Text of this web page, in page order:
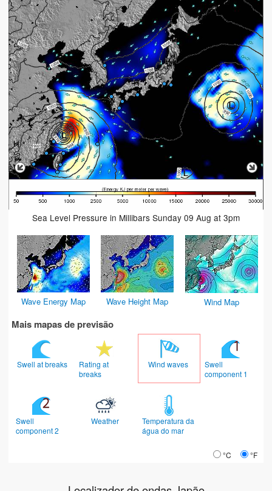
Sea Level Pressure in Millibars Sunday 09 Aug at 3pm
Wave Energy Map Wave Height Map Wind Map
Mais mapas de previsão
Swell at breaks
Rating at
breaks
Wind waves
Swell
component 1
Swell
component 2
Weather
Temperatura da
água do mar
°C °F